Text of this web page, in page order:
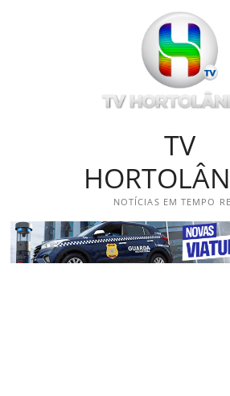
TV
NOTÍCIAS EM TEMPO